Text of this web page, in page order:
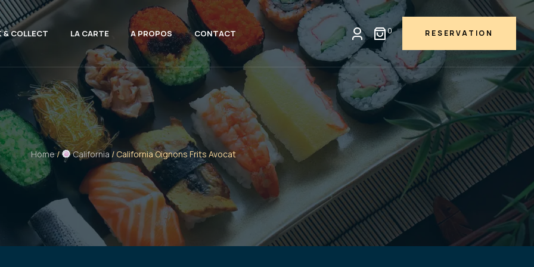
& COLLECT LA CARTE A PROPOS CONTACT 0 RESERVATION
Home/ California / California Oignons Frits Avocat